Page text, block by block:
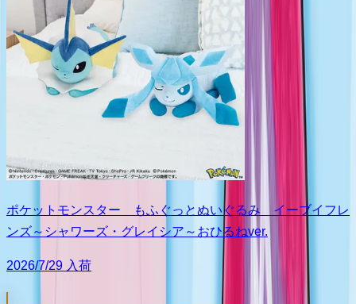
ポケットモンスター もふぐっとぬいぐるみ イーブイフレ
ンズ～シャワーズ・グレイシア～おひるねver.
2026/7/29 入荷